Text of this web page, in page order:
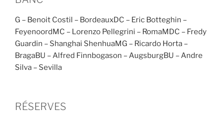
G – Benoit Costil – BordeauxDC – Eric Botteghin –
FeyenoordMC – Lorenzo Pellegrini – RomaMDC – Fredy
Guardin – Shanghai ShenhuaMG – Ricardo Horta –
BragaBU – Alfred Finnbogason – AugsburgBU – Andre
Silva – Sevilla
RÉSERVES